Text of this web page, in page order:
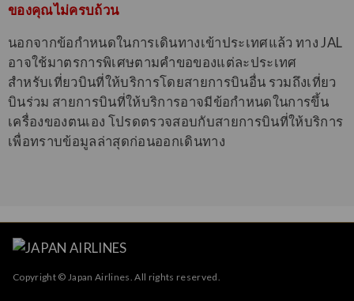
ของคุณไม่ครบถ้วน
นอกจากข้อกำหนดในการเดินทางเข้าประเทศแล้ว ทาง JAL
อาจใช้มาตรการพิเศษตามคำขอของแต่ละประเทศ
สำหรับเที่ยวบินที่ให้บริการโดยสายการบินอื่น รวมถึงเที่ยว
บินร่วม สายการบินที่ให้บริการอาจมีข้อกำหนดในการขึ้น
เครื่องของตนเอง โปรดตรวจสอบกับสายการบินที่ให้บริการ
เพื่อทราบข้อมูลล่าสุดก่อนออกเดินทาง
Copyright © Japan Airlines. All rights reserved.